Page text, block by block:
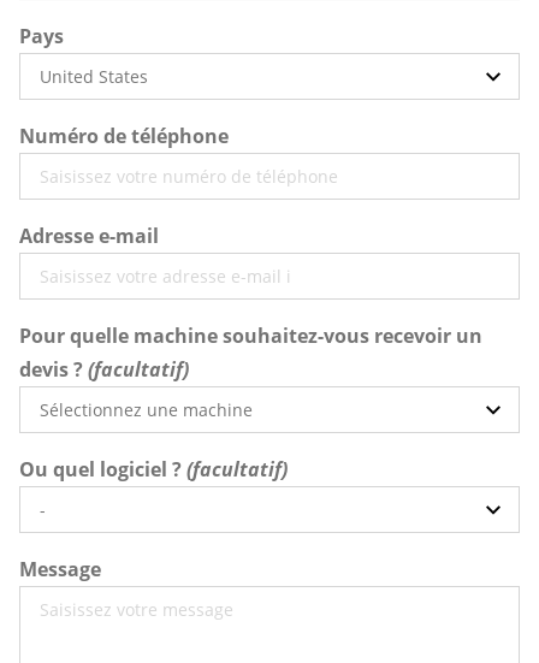
Pays
Numéro de téléphone
Adresse e-mail
Pour quelle machine souhaitez-vous recevoir un
devis ?
Ou quel logiciel ?
Message